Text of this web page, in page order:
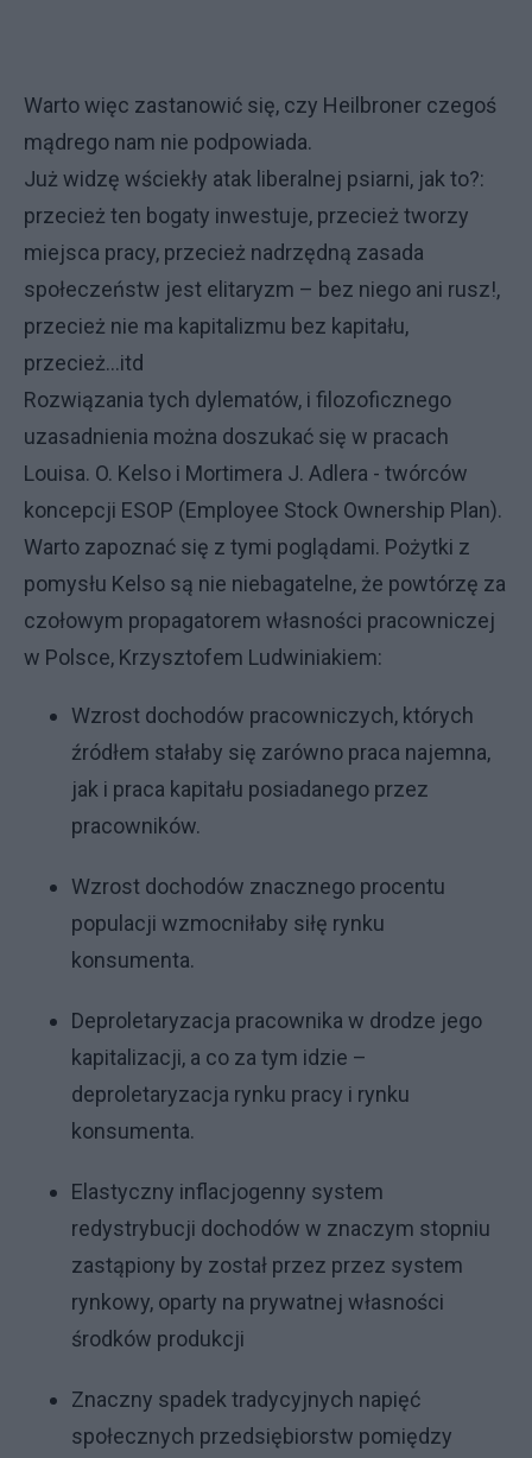
Warto więc zastanowić się, czy Heilbroner czegoś
mądrego nam nie podpowiada.
Już widzę wściekły atak liberalnej psiarni, jak to?:
przecież ten bogaty inwestuje, przecież tworzy
miejsca pracy, przecież nadrzędną zasada
społeczeństw jest elitaryzm – bez niego ani rusz!,
przecież nie ma kapitalizmu bez kapitału,
przecież...itd
Rozwiązania tych dylematów, i filozoficznego
uzasadnienia można doszukać się w pracach
Louisa. O. Kelso i Mortimera J. Adlera - twórców
koncepcji ESOP (Employee Stock Ownership Plan).
Warto zapoznać się z tymi poglądami. Pożytki z
pomysłu Kelso są nie niebagatelne, że powtórzę za
czołowym propagatorem własności pracowniczej
w Polsce, Krzysztofem Ludwiniakiem:
Wzrost dochodów pracowniczych, których
źródłem stałaby się zarówno praca najemna,
jak i praca kapitału posiadanego przez
pracowników.
Wzrost dochodów znacznego procentu
populacji wzmocniłaby siłę rynku
konsumenta.
Deproletaryzacja pracownika w drodze jego
kapitalizacji, a co za tym idzie –
deproletaryzacja rynku pracy i rynku
konsumenta.
Elastyczny inflacjogenny system
redystrybucji dochodów w znaczym stopniu
zastąpiony by został przez przez system
rynkowy, oparty na prywatnej własności
środków produkcji
Znaczny spadek tradycyjnych napięć
społecznych przedsiębiorstw pomiędzy